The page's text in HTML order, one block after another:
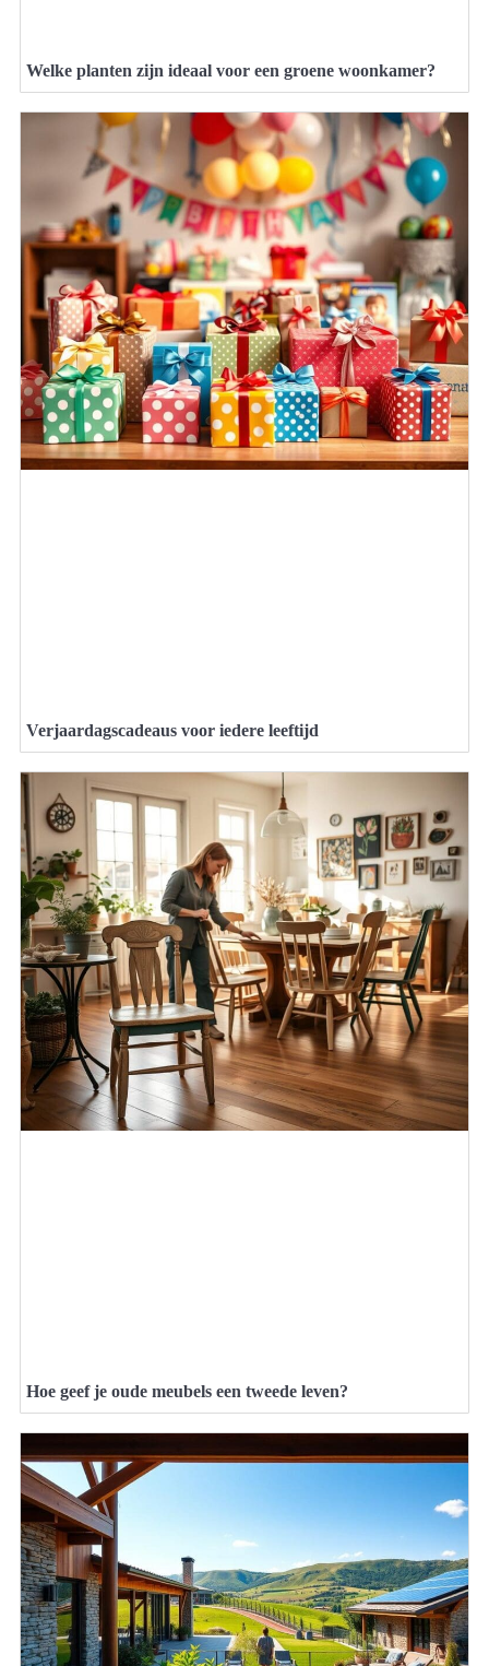
Welke planten zijn ideaal voor een groene woonkamer?
Verjaardagscadeaus voor iedere leeftijd
Hoe geef je oude meubels een tweede leven?